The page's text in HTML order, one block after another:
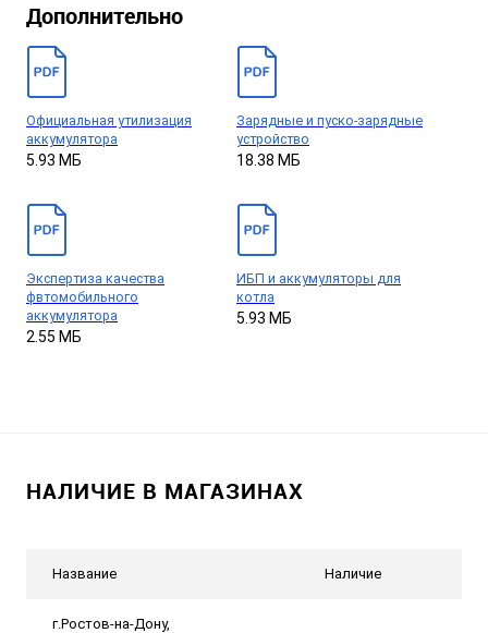
Дополнительно
Официальная утилизация
аккумулятора
5.93 МБ
Зарядные и пуско-зарядные
устройство
18.38 МБ
Экспертиза качества
фвтомобильного
аккумулятора
2.55 МБ
ИБП и аккумуляторы для
котла
5.93 МБ
НАЛИЧИЕ В МАГАЗИНАХ
Название Наличие
г.Ростов-на-Дону,